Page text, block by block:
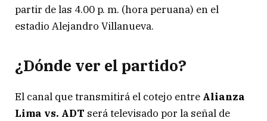
partir de las 4.00 p. m. (hora peruana) en el
estadio Alejandro Villanueva.
¿Dónde ver el partido?
El canal que transmitirá el cotejo entre Alianza
Lima vs. ADT será televisado por la señal de